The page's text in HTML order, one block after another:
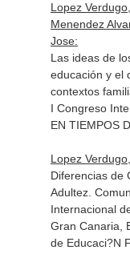
Lopez
Menendez
Jose:
Las ideas de
educación y el
contextos
I Congreso
EN TIEMPOS
Lopez
Diferencias de
Adultez.
Internacional
Gran Canaria,
de Educaci?N